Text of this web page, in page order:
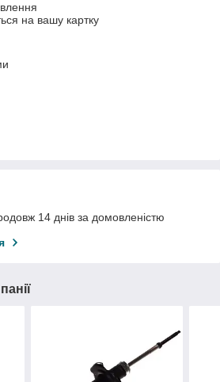
на вашу картку
14 днів за домовленістю